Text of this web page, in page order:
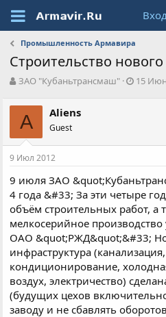
Промышленность Армавира
Строительство
А
т
р
т
е
ы
ЗАО "Кубаньтрансмаш"
Д
л
а
15
A Aliens
Guest
9 Июл 2012
9 июля ЗАО
4 года &#33; За эти четыре
объём строительных работ, а
мелкосерийное производство
ОАО &quot;РЖД&quot;&#33; Но
инфраструктура
кондиционирование,
воздух, электричество)
(будущих цехов
заводу и не сбавлять